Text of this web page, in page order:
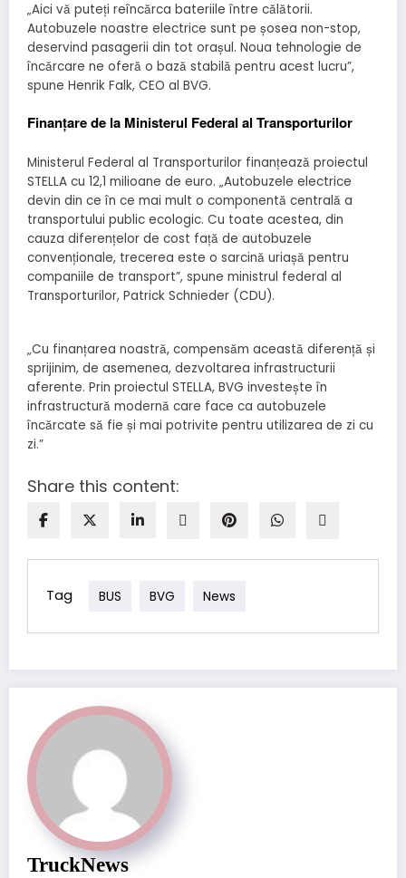
„Aici vă puteți reîncărca bateriile între călătorii.
Autobuzele noastre electrice sunt pe șosea non-stop,
deservind pasagerii din tot orașul. Noua tehnologie de
încărcare ne oferă o bază stabilă pentru acest lucru”,
spune Henrik Falk, CEO al BVG.
Finanțare de la Ministerul Federal al Transporturilor
Ministerul Federal al Transporturilor finanțează proiectul
STELLA cu 12,1 milioane de euro. „Autobuzele electrice
devin din ce în ce mai mult o componentă centrală a
transportului public ecologic. Cu toate acestea, din
cauza diferențelor de cost față de autobuzele
convenționale, trecerea este o sarcină uriașă pentru
companiile de transport”, spune ministrul federal al
Transporturilor, Patrick Schnieder (CDU).
„Cu finanțarea noastră, compensăm această diferență și
sprijinim, de asemenea, dezvoltarea infrastructurii
aferente. Prin proiectul STELLA, BVG investește în
infrastructură modernă care face ca autobuzele
încărcate să fie și mai potrivite pentru utilizarea de zi cu
zi.”
Share this content:
Tag BUS BVG News
TruckNews